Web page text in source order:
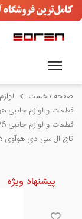
صفحه نخست
قطعات و لوازم جانبی
قطعات و لوازم جانبی Huawei Ascend P6
تاچ ال سی دی هوآوی Huawei P6
پیشنهاد ویژه